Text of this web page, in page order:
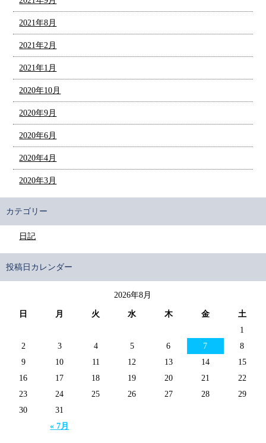
2021年8月
2021年2月
2021年1月
2020年10月
2020年9月
2020年6月
2020年4月
2020年3月
カテゴリー
日記
投稿日カレンダー
2026年8月
日 月 火 水 木 金 土
« 7月
1
2
3 4 5 6 7
8
9
10 11 12 13 14
15
16
17 18 19 20 21
22
23
24 25 26 27 28
29
30
31